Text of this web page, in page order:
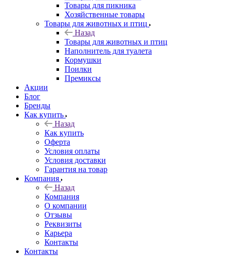
Товары для пикника
Хозяйственные товары
Товары для животных и птиц
Назад
Товары для животных и птиц
Наполнитель для туалета
Кормушки
Поилки
Премиксы
Акции
Блог
Бренды
Как купить
Назад
Как купить
Оферта
Условия оплаты
Условия доставки
Гарантия на товар
Компания
Назад
Компания
О компании
Отзывы
Реквизиты
Карьера
Контакты
Контакты